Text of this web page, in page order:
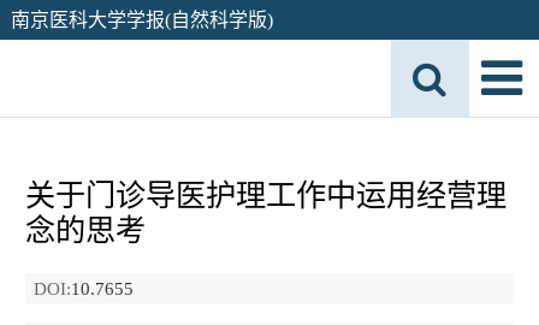
南京医科大学学报(自然科学版)
关于门诊导医护理工作中运用经营理
念的思考
DOI:10.7655